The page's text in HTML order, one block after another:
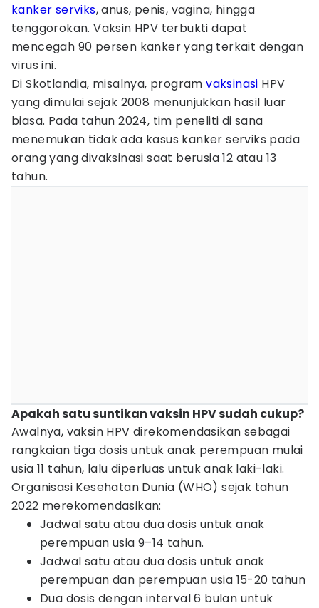
kanker serviks, anus, penis, vagina, hingga
tenggorokan. Vaksin HPV terbukti dapat
mencegah 90 persen kanker yang terkait dengan
virus ini.
Di Skotlandia, misalnya, programvaksinasi HPV
yang dimulai sejak 2008 menunjukkan hasil luar
biasa. Pada tahun 2024, tim peneliti di sana
menemukan tidak ada kasus kanker serviks pada
orang yang divaksinasi saat berusia 12 atau 13
tahun.
Apakah satu suntikan vaksin HPV sudah cukup?
Awalnya, vaksin HPV direkomendasikan sebagai
rangkaian tiga dosis untuk anak perempuan mulai
usia 11 tahun, lalu diperluas untuk anak laki-laki.
Organisasi Kesehatan Dunia (WHO) sejak tahun
2022 merekomendasikan:
Jadwal satu atau dua dosis untuk anak
perempuan usia 9–14 tahun.
Jadwal satu atau dua dosis untuk anak
perempuan dan perempuan usia 15-20 tahun
Dua dosis dengan interval 6 bulan untuk